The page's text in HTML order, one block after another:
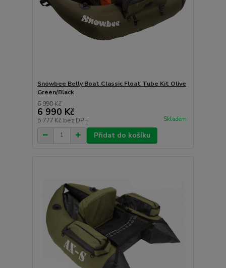
Snowbee Belly Boat Classic Float Tube Kit Olive
Green/Black
6 990 Kč
6 990 Kč
5 777 Kč bez DPH Skladem
Přidat do košíku